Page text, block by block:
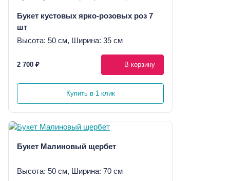
Букет кустовых ярко-розовых роз 7
шт
Высота: 50 см, Ширина: 35 см
2 700 ₽ В корзину
Купить в 1 клик
Букет Малиновый щербет
Высота: 50 см, Ширина: 70 см